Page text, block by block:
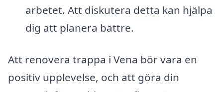
arbetet. Att diskutera detta kan hjälpa
dig att planera bättre.
Att renovera trappa i Vena bör vara en
positiv upplevelse, och att göra din